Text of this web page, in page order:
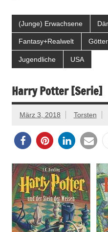
(Junge) Erwachsene
Fantasy+Realwelt Götter
Jugendliche USA
Harry Potter [Serie]
März 3, 2018 Torsten